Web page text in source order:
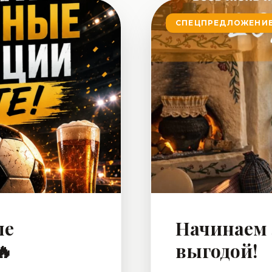
собраться за
пробовать
один раз
ленте.
Начинаем
выгодой!